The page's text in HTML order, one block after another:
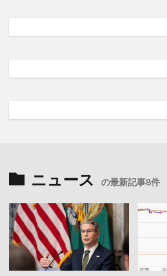
ニュース の最新記事8件